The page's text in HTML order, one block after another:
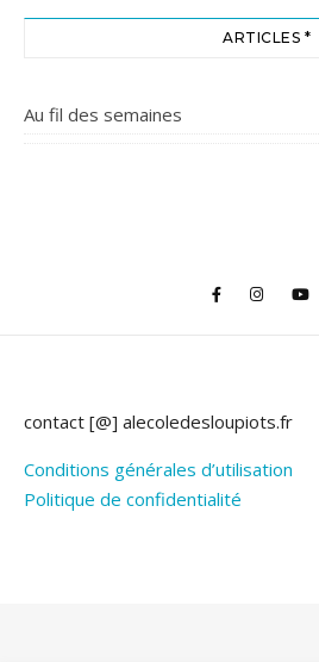
ARTICLES *
Au fil des semaines
contact [@] alecoledesloupiots.fr
Conditions générales d’utilisation
Politique de confidentialité